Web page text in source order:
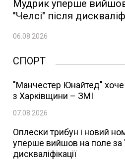
Мудрик уперше
"Челсі" після
06.08.2026
СПОРТ
"Манчестер Юнайтед" хоче
з Харківщини – ЗМІ
07.08.2026
Оплески трибун і новий
уперше вийшов на поле за
дискваліфікації